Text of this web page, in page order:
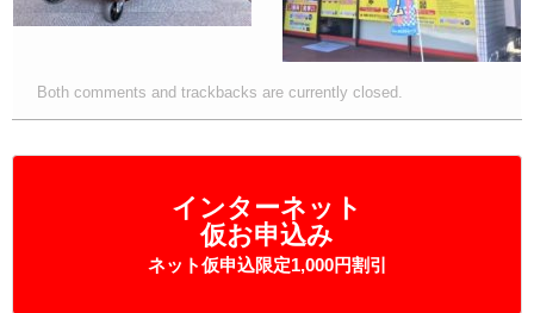
Both comments and trackbacks are currently closed.
インターネット
仮お申込み
ネット仮申込限定1,000円割引